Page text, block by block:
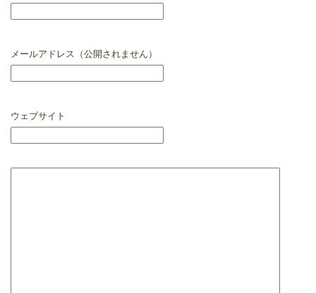
メールアドレス（公開されません）
ウェブサイト